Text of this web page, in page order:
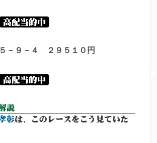
５－９－４ ２９５１０ 円